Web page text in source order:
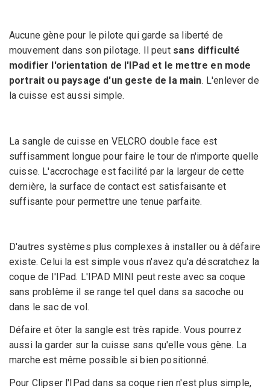
Aucune gène pour le pilote qui garde sa liberté de
mouvement dans son pilotage. Il peut sans difficulté
modifier l'orientation de l'IPad et le mettre en mode
portrait ou paysage d'un geste de la main. L'enlever de
la cuisse est aussi simple.
La sangle de cuisse en VELCRO double face est
suffisamment longue pour faire le tour de n'importe quelle
cuisse. L'accrochage est facilité par la largeur de cette
dernière, la surface de contact est satisfaisante et
suffisante pour permettre une tenue parfaite.
D'autres systèmes plus complexes à installer ou à défaire
existe. Celui la est simple vous n'avez qu'a déscratchez la
coque de l'IPad. L'IPAD MINI peut reste avec sa coque
sans problème il se range tel quel dans sa sacoche ou
dans le sac de vol.
Défaire et ôter la sangle est très rapide. Vous pourrez
aussi la garder sur la cuisse sans qu'elle vous gène. La
marche est même possible si bien positionné.
Pour Clipser l'IPad dans sa coque rien n'est plus simple,